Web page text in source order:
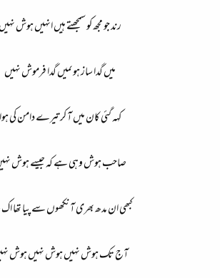
رند جو مجھ کو سمجھتے ہیں انہیں ہوش نہیں
میں گدا ساز ہوںمیں گدا فرموش نہیں
کہہ گئی کان میں آ کر تیرے دامن کی ہوا
صاحب ہوش وہی ہے کہ جیسے ہوش
کبھی ان مدھ بھری آنکھوں سے پیا تھا
آج تک ہوش نہیں ہوش نہیں ہوش